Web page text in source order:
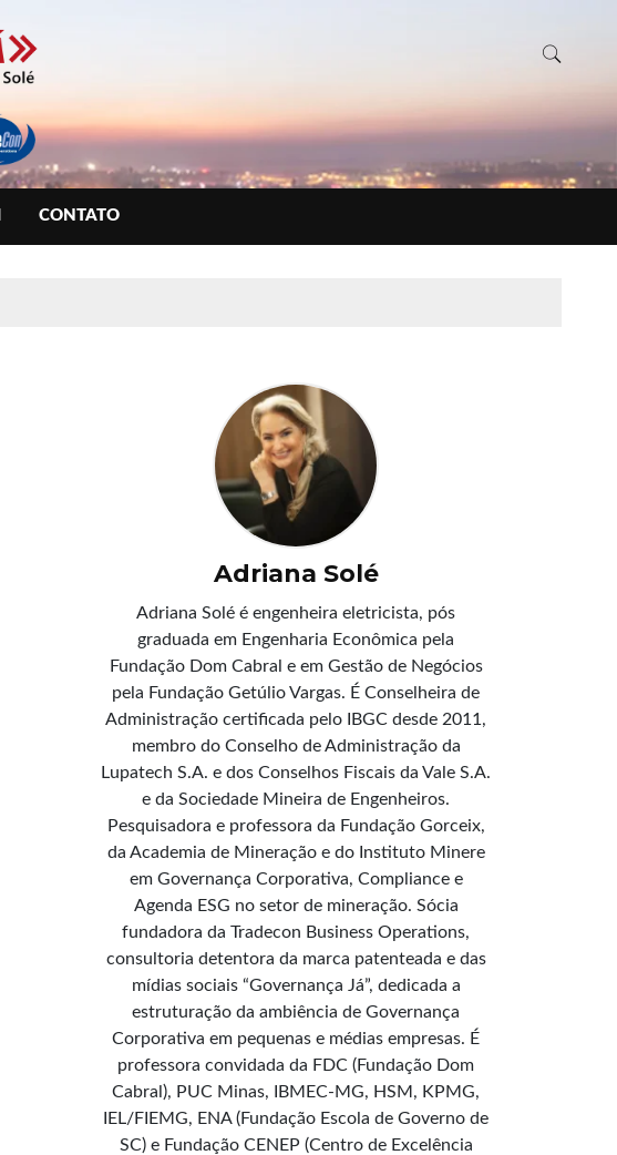
CONTATO
Adriana Solé
Adriana Solé é engenheira eletricista, pós
graduada em Engenharia Econômica pela
Fundação Dom Cabral e em Gestão de Negócios
pela Fundação Getúlio Vargas. É Conselheira de
Administração certificada pelo IBGC desde 2011,
membro do Conselho de Administração da
Lupatech S.A. e dos Conselhos Fiscais da Vale S.A.
e da Sociedade Mineira de Engenheiros.
Pesquisadora e professora da Fundação Gorceix,
da Academia de Mineração e do Instituto Minere
em Governança Corporativa, Compliance e
Agenda ESG no setor de mineração. Sócia
fundadora da Tradecon Business Operations,
consultoria detentora da marca patenteada e das
mídias sociais “Governança Já”, dedicada a
estruturação da ambiência de Governança
Corporativa em pequenas e médias empresas. É
professora convidada da FDC (Fundação Dom
Cabral), PUC Minas, IBMEC-MG, HSM, KPMG,
IEL/FIEMG, ENA (Fundação Escola de Governo de
SC) e Fundação CENEP (Centro de Excelência